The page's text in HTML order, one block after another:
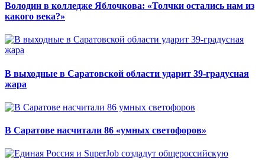
Володин в колледже Яблочкова: «Толчки остались нам из
какого века?»
В выходные в Саратовской области ударит 39-градусная
жара
В Саратове насчитали 86 «умных светофоров»